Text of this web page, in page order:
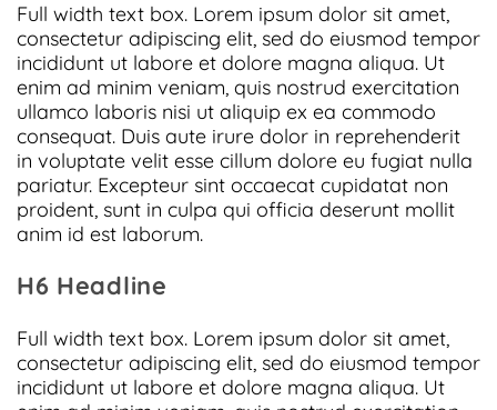
Full width text box. Lorem ipsum dolor sit amet,
consectetur adipiscing elit, sed do eiusmod tempor
incididunt ut labore et dolore magna aliqua. Ut
enim ad minim veniam, quis nostrud exercitation
ullamco laboris nisi ut aliquip ex ea commodo
consequat. Duis aute irure dolor in reprehenderit
in voluptate velit esse cillum dolore eu fugiat nulla
pariatur. Excepteur sint occaecat cupidatat non
proident, sunt in culpa qui officia deserunt mollit
anim id est laborum.
H6 Headline
Full width text box. Lorem ipsum dolor sit amet,
consectetur adipiscing elit, sed do eiusmod tempor
incididunt ut labore et dolore magna aliqua. Ut